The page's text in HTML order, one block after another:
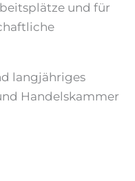
und für
langjähriges
Handelskammer